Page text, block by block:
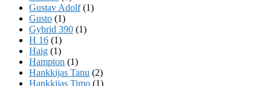
Gustav Adolf(1)
Gusto (1)
Gybrid 390 (1)
H 16 (1)
Haig (1)
Hampton (1)
Hankkijas Tanu (2)
Hankkijas Timo (1)